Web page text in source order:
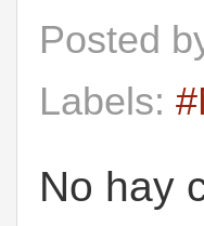
Posted
Labels:
No hay